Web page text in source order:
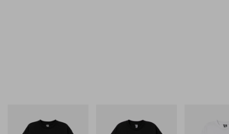
Billionaire Boys Club X Initial
D Cotton T-Shirt 3
BILLIONAIRE BOYS CLUB X
INITIAL D COTTON T-SHIRT
Billionaire
D Cotton T-